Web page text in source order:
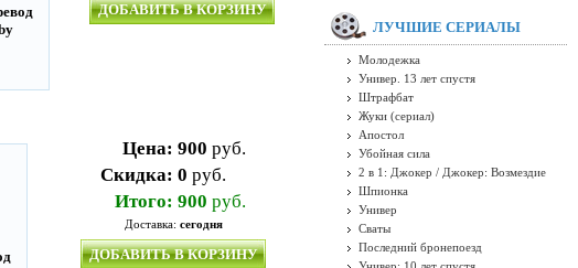
ДОБАВИТЬ В КОРЗИНУ
Цена: 900 руб.
Скидка: 0 руб.
Итого: 900 руб.
Доставка: сегодня
ДОБАВИТЬ В КОРЗИНУ
ЛУЧШИЕ СЕРИАЛЫ
Молодежка
Универ. 13 лет спустя
Штрафбат
Жуки (сериал)
Апостол
Убойная сила
2 в 1: Джокер / Джокер: Возмездие
Шпионка
Универ
Сваты
Последний бронепоезд